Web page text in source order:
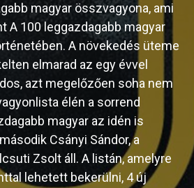
magyar összvagyona, ami
A 100 leggazdagabb magyar
A növekedés üteme
elmarad az egy évvel
azt megelőzően soha nem
élén a sorrend
magyar az idén is
Csányi Sándor, a
Zsolt áll. A listán, amelyre
lehetett bekerülni, 4 új